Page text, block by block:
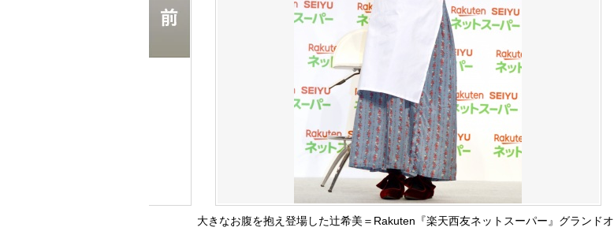
大きなお腹を抱え登場した辻希美＝Rakuten『楽天西友ネットスーパー』グランドオ